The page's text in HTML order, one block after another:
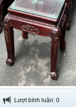
Lượt bình luận: 0